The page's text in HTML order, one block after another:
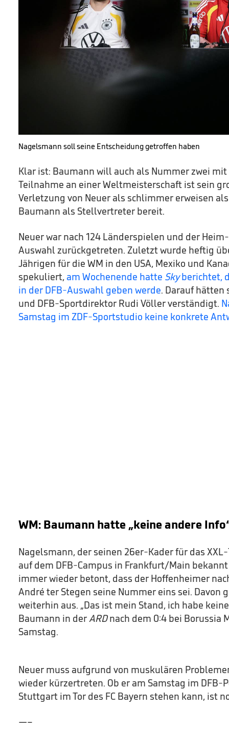
Nagelsmann soll seine Entscheidung getroffen haben
Klar ist: Baumann will auch als Nummer zwei mit
Teilnahme an einer Weltmeisterschaft ist sein
Verletzung von Neuer als schlimmer erweisen
Baumann als Stellvertreter bereit.
Neuer war nach 124 Länderspielen und der
Auswahl zurückgetreten. Zuletzt wurde heftig
Jährigen für die WM in den USA, Mexiko und
spekuliert, am Wochenende hatte Skyberichtet,
in der DFB-Auswahl geben werde. Darauf hätten
und DFB-Sportdirektor Rudi Völler verständigt.
Samstag im ZDF-Sportstudio keine konkrete
WM: Baumann hatte „keine andere
Nagelsmann, der seinen 26er-Kader für das
auf dem DFB-Campus in Frankfurt/Main
immer wieder betont, dass der Hoffenheimer
André ter Stegen seine Nummer eins sei. Davon
weiterhin aus. „Das ist mein Stand, ich habe
Baumann in derARDnach dem 0:4 bei Borussia
Samstag.
Neuer muss aufgrund von muskulären
wieder kürzertreten. Ob er am Samstag im DFB-
Stuttgart im Tor des FC Bayern stehen kann, ist
—–